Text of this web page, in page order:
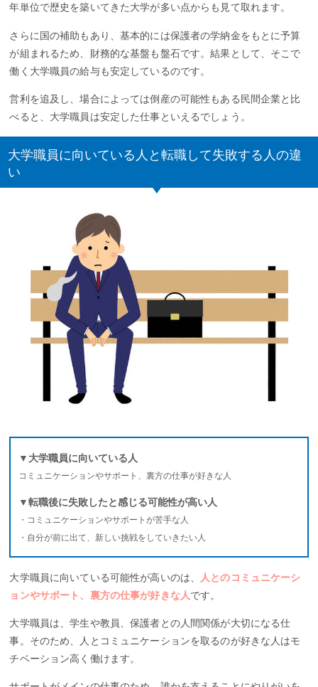
年単位で歴史を築いてきた大学が多い点からも見て取れます。
さらに国の補助もあり、基本的には保護者の学納金をもとに予算
が組まれるため、財務的な基盤も盤石です。結果として、そこで
働く大学職員の給与も安定しているのです。
営利を追及し、場合によっては倒産の可能性もある民間企業と比
べると、大学職員は安定した仕事といえるでしょう。
大学職員に向いている人と転職して失敗する人の違
い
▼大学職員に向いている人
コミュニケーションやサポート、裏方の仕事が好きな人
▼転職後に失敗したと感じる可能性が高い人
・コミュニケーションやサポートが苦手な人
・自分が前に出て、新しい挑戦をしていきたい人
大学職員に向いている可能性が高いのは、
人とのコミュニケーシ
ョンやサポート、裏方の仕事が好きな人です。
大学職員は、学生や教員、保護者との人間関係が大切になる仕
事。そのため、人とコミュニケーションを取るのが好きな人はモ
チベーション高く働けます。